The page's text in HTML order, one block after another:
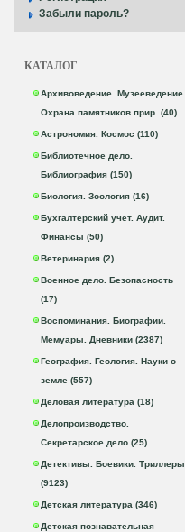
Забыли пароль?
КАТАЛОГ
Архивоведение. Музееведение.
Охрана памятников прир. (40)
Астрономия. Космос (110)
Библиотечное дело.
Библиография (150)
Биология. Зоология (16)
Бухгалтерский учет. Аудит.
Финансы (50)
Ветеринария (2)
Военное дело. Безопасность
(17)
Воспоминания. Биографии.
Мемуары. Дневники (2387)
География. Геология. Науки о
земле (557)
Деловая литература (18)
Делопроизводство.
Секретарское дело (25)
Детективы. Боевики. Триллеры
(9123)
Детская литература (346)
Детская познавательная